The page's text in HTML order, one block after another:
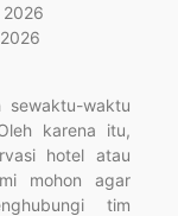
2026
waktu
karena itu,
hotel atau
mohon agar
tim